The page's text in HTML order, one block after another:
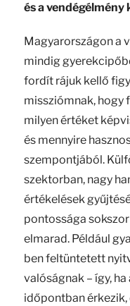
és a
Magyarországon a
mindig
fordít rájuk kellő
missziómnak, hogy
milyen értéket
és mennyire
szempontjából.
szektorban, nagy
értékelések
pontossága
elmarad. Például
ben feltüntetett
valóságnak – így,
időpontban érkezik,